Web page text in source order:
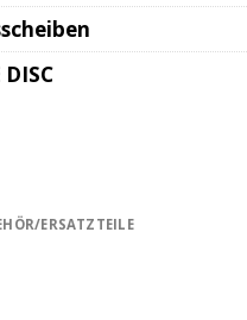
DISC
ERSATZTEILE